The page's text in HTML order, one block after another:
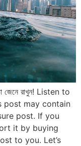
জেনে রাখুন! Listen to
post may contain
post. If you
it by buying
to you. Let’s